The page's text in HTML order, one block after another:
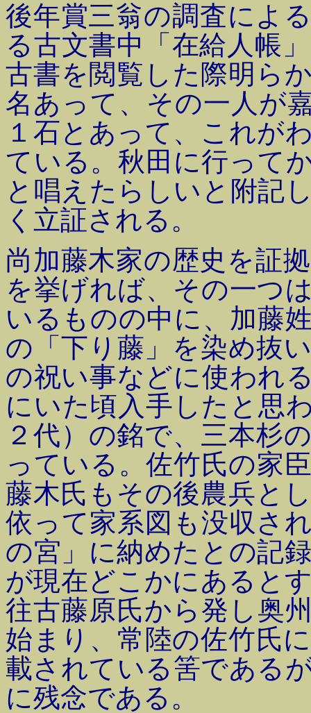
後年賞三翁の調査によ
る古文書中「在給人帳
古書を閲覧した際明ら
名あって、その一人が
１石とあって、これが
ている。秋田に行って
と唱えたらしいと附記
く立証される。
尚加藤木家の歴史を証
を挙げれば、その一つ
いるものの中に、加藤
の「下り藤」を染め抜
の祝い事などに使われ
にいた頃入手したと思
２代）の銘で、三本杉
っている。佐竹氏の家
藤木氏もその後農兵と
依って家系図も没収さ
の宮」に納めたとの記
が現在どこかにあると
往古藤原氏から発し奥
始まり、常陸の佐竹氏
載されている筈である
に残念である。